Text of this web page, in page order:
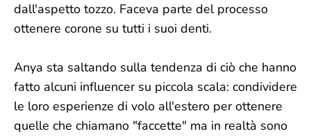
dall'aspetto tozzo. Faceva parte del processo
ottenere corone su tutti i suoi denti.
Anya sta saltando sulla tendenza di ciò che hanno
fatto alcuni influencer su piccola scala: condividere
le loro esperienze di volo all'estero per ottenere
quelle che chiamano "faccette" ma in realtà sono